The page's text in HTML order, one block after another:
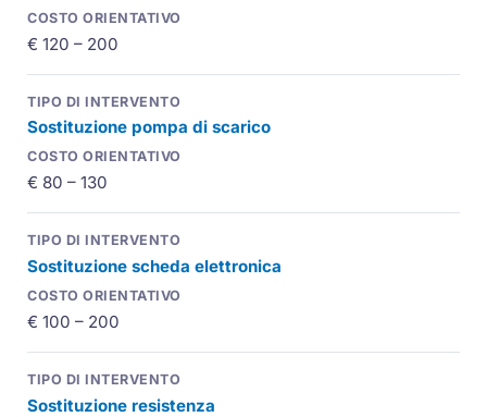
€ 120 – 200
Sostituzione pompa di scarico
€ 80 – 130
Sostituzione scheda elettronica
€ 100 – 200
Sostituzione resistenza